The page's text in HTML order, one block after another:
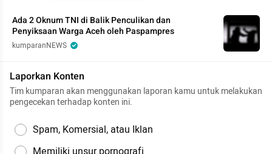
Ada 2 Oknum TNI di Balik Penculikan dan
Penyiksaan Warga Aceh oleh Paspampres
kumparanNEWS
Laporkan Konten
Tim kumparan akan menggunakan laporan kamu untuk melakukan
pengecekan terhadap konten ini.
Spam, Komersial, atau Iklan